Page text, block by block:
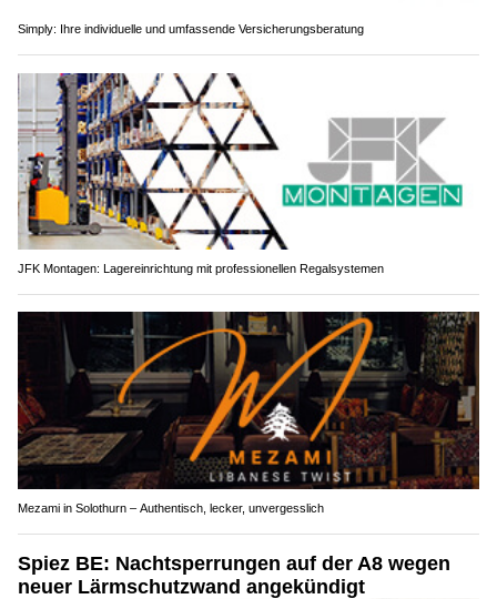
Simply: Ihre individuelle und umfassende Versicherungsberatung
JFK Montagen: Lagereinrichtung mit professionellen Regalsystemen
Mezami in Solothurn – Authentisch, lecker, unvergesslich
Spiez BE: Nachtsperrungen auf der A8 wegen
neuer Lärmschutzwand angekündigt